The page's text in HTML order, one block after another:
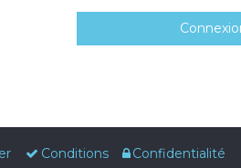
Confidentialité
Conditions